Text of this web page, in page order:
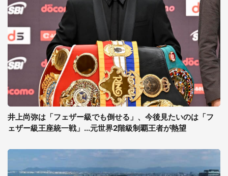
井上尚弥は「フェザー級でも倒せる」、今後見たいのは「フ
ェザー級王座統一戦」...元世界2階級制覇王者が熱望